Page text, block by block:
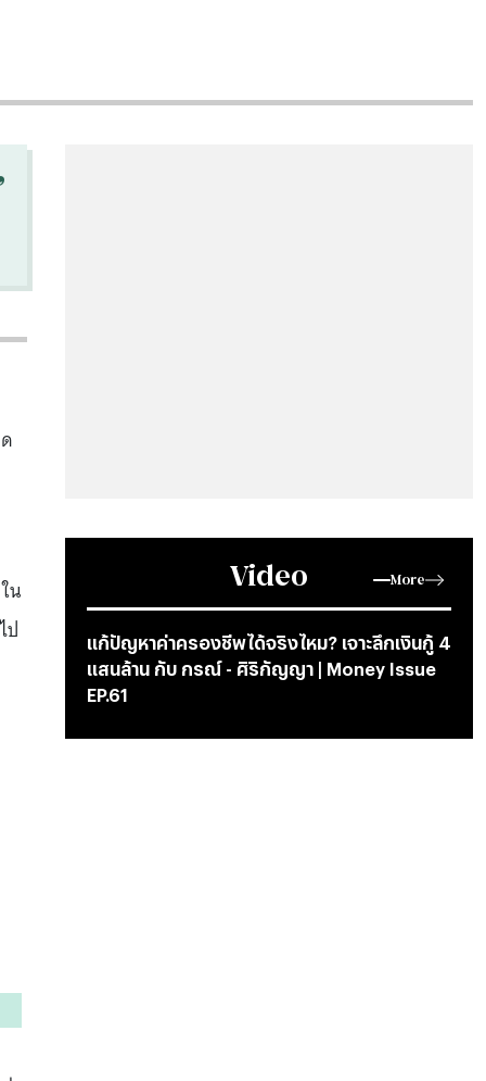
Video More
แก้ปัญหาค่าครองชีพได้จริงไหม? เจาะลึกเงินกู้ 4
แสนล้าน กับ กรณ์ - ศิริกัญญา | Money Issue
EP.61
น
ป